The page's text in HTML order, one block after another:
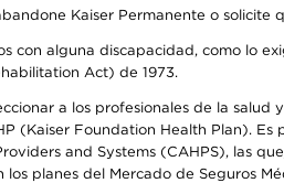
Kaiser Permanente o solicite
con alguna discapacidad, como lo
Act) de 1973.
a los profesionales de la salud
(Kaiser Foundation Health Plan).
and Systems (CAHPS), las
planes del Mercado de Seguros